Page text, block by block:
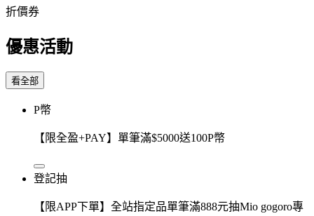
折價券
優惠活動
看全部
P幣
【限全盈+PAY】單筆滿$5000送100P幣
登記抽
【限APP下單】全站指定品單筆滿888元抽Mio gogoro專